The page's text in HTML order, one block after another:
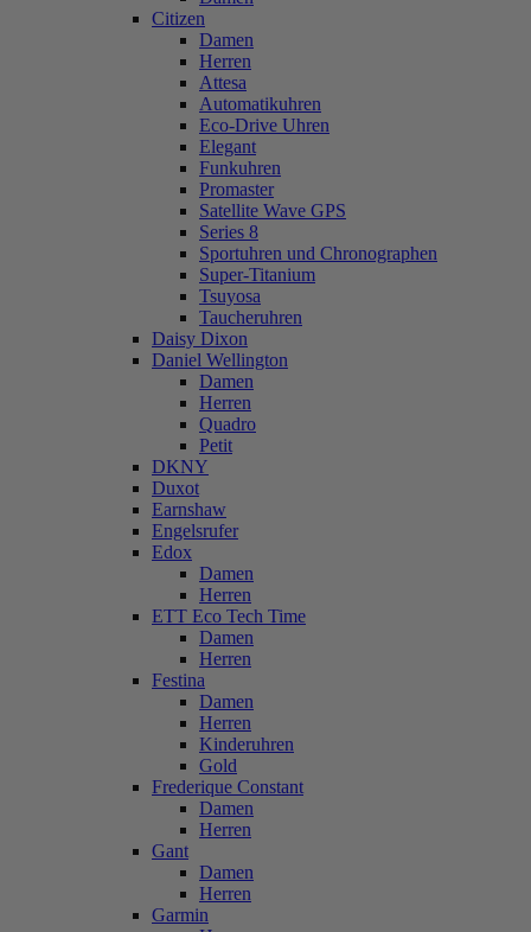
Citizen
Damen
Herren
Attesa
Automatikuhren
Eco-Drive Uhren
Elegant
Funkuhren
Promaster
Satellite Wave GPS
Series 8
Sportuhren und Chronographen
Super-Titanium
Tsuyosa
Taucheruhren
Daisy Dixon
Daniel Wellington
Damen
Herren
Quadro
Petit
DKNY
Duxot
Earnshaw
Engelsrufer
Edox
Damen
Herren
ETT Eco Tech Time
Damen
Herren
Festina
Damen
Herren
Kinderuhren
Gold
Frederique Constant
Damen
Herren
Gant
Damen
Herren
Garmin